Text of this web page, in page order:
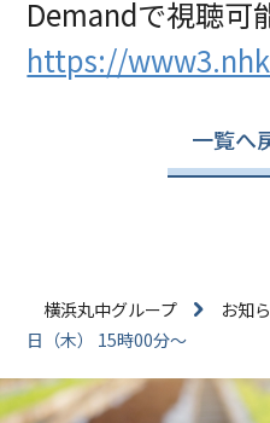
Demandで視聴可
https://
一覧へ
横浜丸中グループ お知
日（木） 15時00分～